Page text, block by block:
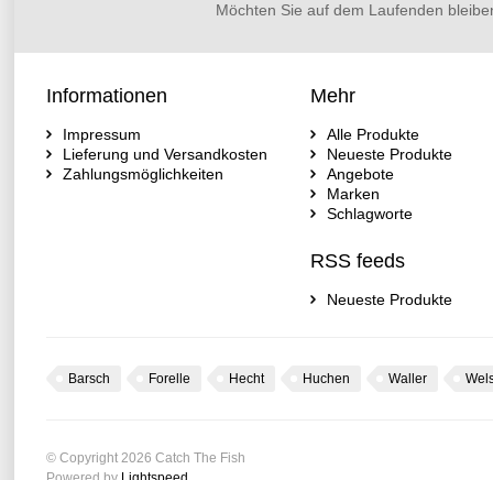
Möchten Sie auf dem Laufenden
Informationen
Impressum
Lieferung und Versandkosten
Zahlungsmöglichkeiten
Mehr
Alle Produkte
Neueste Produkte
Angebote
Marken
Schlagworte
RSS feeds
Neueste Produkte
Barsch Forelle Hecht Huchen Waller
© Copyright 2026 Catch The Fish